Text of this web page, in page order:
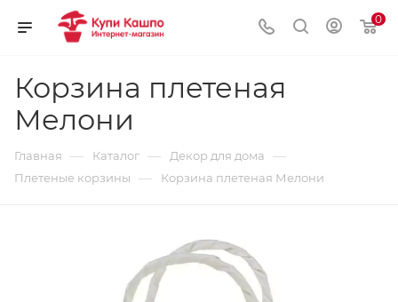
0
Корзина плетеная
Мелони
Главная — Каталог — Декор для дома —
Плетеные корзины — Корзина плетеная Мелони